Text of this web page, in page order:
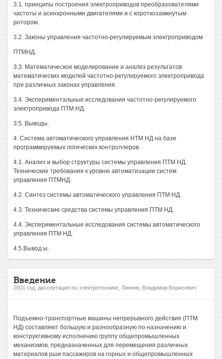
3.1. принципы построения электроприводов преобразователями
частоты и асинхронными двигателями и с короткозамкнутым
ротором.
3.2. Законы управления частотно-регулируемым электроприводом
ПТМНД.
3.3. Математическое моделирование и анализ результатов
математических моделей частотно-регулируемого электропривода
при различных законах управления.
3.4. Экспериментальные исследования частотно-регулируемого
электропривода ПТМ НД.
3.5. Выводы.
4. Система автоматического управления HTM НД на базе
программируемых логических контроллеров.
4.1. Анализ и выбор структуры системы управления ПТМ НД.
Технические требования к уровню автоматизации систем
управления ПТМНД.
4.2. Синтез системы автоматического управления ПТМ НД.
4.3. Технические средства системы управления ПТМ НД.
4.4. Экспериментальные исследования системы автоматического
управления ПТМ НД.
4.5.Вывод ы.
Введение
2001 год, диссертация по электротехнике, Линник, Владимир Борисович
Подъемно-транспортные машины непрерывного действия (ПТМ
НД) составляют большую и разнообразную по назначению и
конструктивному исполнению группу общепромышленных
механизмов, предназначенных для перемещения различных
материалов рши пассажиров на горных и общепромышленных